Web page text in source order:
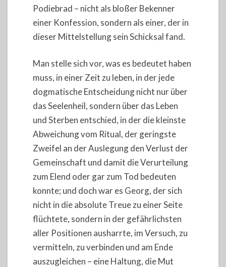
Podiebrad – nicht als bloßer Bekenner
einer Konfession, sondern als einer, der in
dieser Mittelstellung sein Schicksal fand.
Man stelle sich vor, was es bedeutet haben
muss, in einer Zeit zu leben, in der jede
dogmatische Entscheidung nicht nur über
das Seelenheil, sondern über das Leben
und Sterben entschied, in der die kleinste
Abweichung vom Ritual, der geringste
Zweifel an der Auslegung den Verlust der
Gemeinschaft und damit die Verurteilung
zum Elend oder gar zum Tod bedeuten
konnte; und doch war es Georg, der sich
nicht in die absolute Treue zu einer Seite
flüchtete, sondern in der gefährlichsten
aller Positionen ausharrte, im Versuch, zu
vermitteln, zu verbinden und am Ende
auszugleichen – eine Haltung, die Mut